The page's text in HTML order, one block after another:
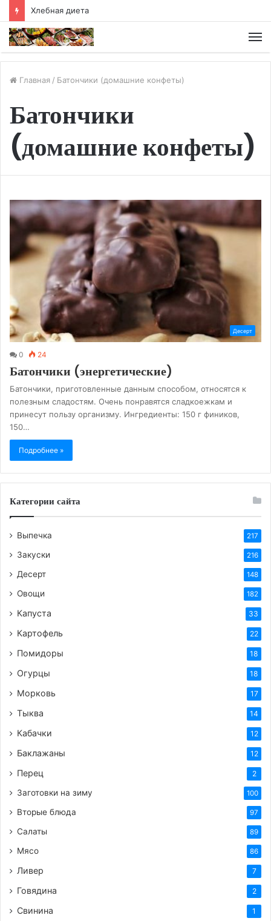
Хлебная диета
Главная / Батончики (домашние конфеты)
Батончики
(домашние конфеты)
Десерт
0 24
Батончики (энергетические)
Батончики, приготовленные данным способом, относятся к
полезным сладостям. Очень понравятся сладкоежкам и
принесут пользу организму. Ингредиенты: 150 г фиников,
150…
Подробнее »
Категории сайта
Выпечка 217
Закуски 216
Десерт 148
Овощи 182
Капуста 33
Картофель 22
Помидоры 18
Огурцы 18
Морковь 17
Тыква 14
Кабачки 12
Баклажаны 12
Перец 2
Заготовки на зиму 100
Вторые блюда 97
Салаты 89
Мясо 86
Ливер 7
Говядина 2
Свинина 1